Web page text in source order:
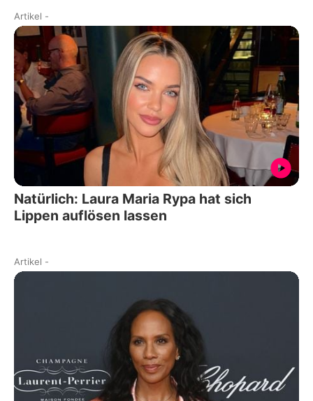
Artikel -
Natürlich: Laura Maria Rypa hat sich
Lippen auflösen lassen
Artikel -